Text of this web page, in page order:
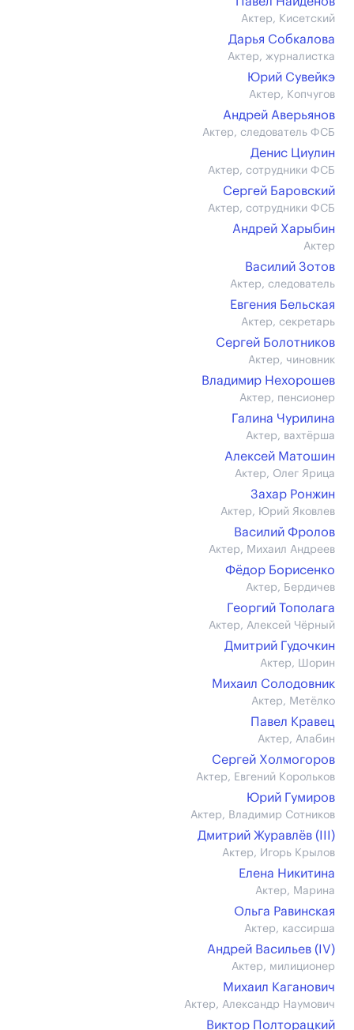
Актер, Кисетский
Дарья Собкалова
Актер, журналистка
Юрий Сувейкэ
Актер, Копчугов
Андрей Аверьянов
Актер, следователь ФСБ
Денис Циулин
Актер, сотрудники ФСБ
Сергей Баровский
Актер, сотрудники ФСБ
Андрей Харыбин
Актер
Василий Зотов
Актер, следователь
Евгения Бельская
Актер, секретарь
Сергей Болотников
Актер, чиновник
Владимир Нехорошев
Актер, пенсионер
Галина Чурилина
Актер, вахтёрша
Алексей Матошин
Актер, Олег Ярица
Захар Ронжин
Актер, Юрий Яковлев
Василий Фролов
Актер, Михаил Андреев
Фёдор Борисенко
Актер, Бердичев
Георгий Тополага
Актер, Алексей Чёрный
Дмитрий Гудочкин
Актер, Шорин
Михаил Солодовник
Актер, Метёлко
Павел Кравец
Актер, Алабин
Сергей Холмогоров
Актер, Евгений Корольков
Юрий Гумиров
Актер, Владимир Сотников
Дмитрий Журавлёв (III)
Актер, Игорь Крылов
Елена Никитина
Актер, Марина
Ольга Равинская
Актер, кассирша
Андрей Васильев (IV)
Актер, милиционер
Михаил Каганович
Актер, Александр Наумович
Виктор Полторацкий